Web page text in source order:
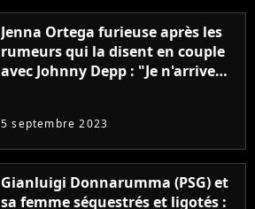
Jenna Ortega furieuse après les
rumeurs qui la disent en couple
avec Johnny Depp : "Je n'arrive
5 septembre 2023
Gianluigi Donnarumma (PSG) et
sa femme séquestrés et ligotés :